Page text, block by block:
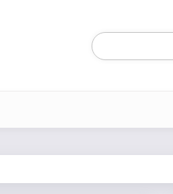
Products
search